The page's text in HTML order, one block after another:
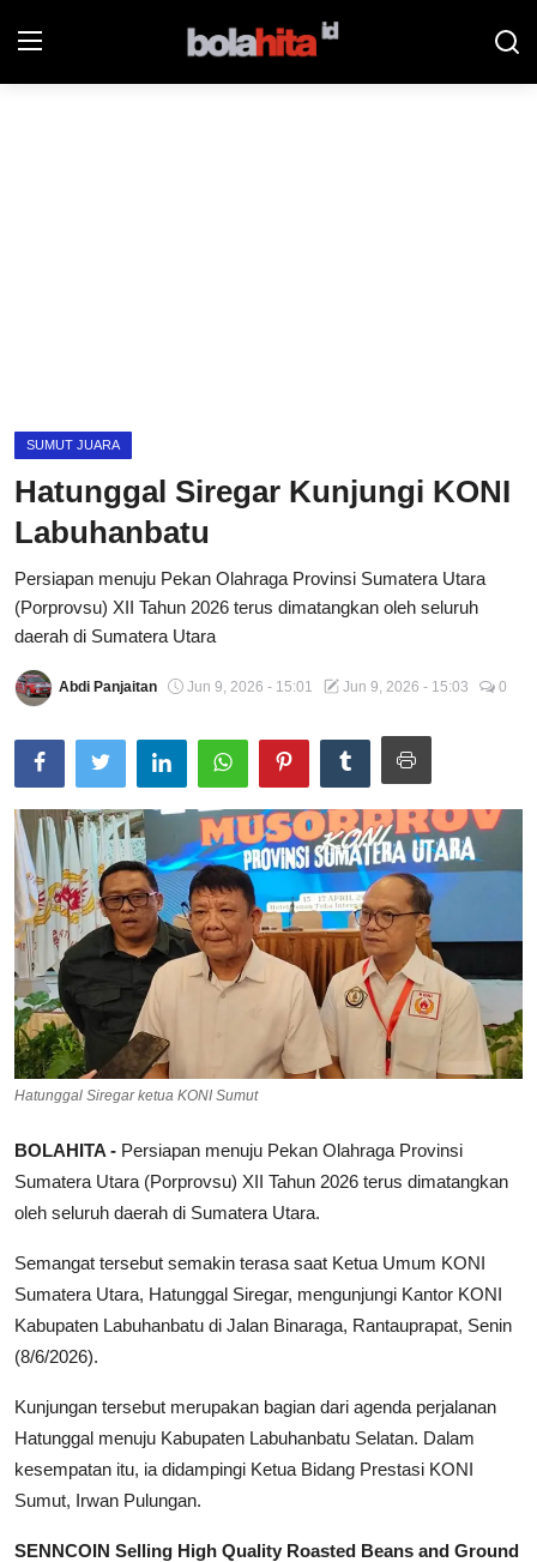
Sportainment
Total Sports
Contact
Pedoman Media Siber
SUMUT JUARA
Hatunggal Siregar Kunjungi KONI
Labuhanbatu
Persiapan menuju Pekan Olahraga Provinsi Sumatera Utara
(Porprovsu) XII Tahun 2026 terus dimatangkan oleh seluruh
daerah di Sumatera Utara
Abdi Panjaitan Jun 9, 2026 - 15:01 Jun 9, 2026 - 15:03 0
Hatunggal Siregar ketua KONI Sumut
BOLAHITA - Persiapan menuju Pekan Olahraga Provinsi
Sumatera Utara (Porprovsu) XII Tahun 2026 terus dimatangkan
oleh seluruh daerah di Sumatera Utara.
Semangat tersebut semakin terasa saat Ketua Umum KONI
Sumatera Utara, Hatunggal Siregar, mengunjungi Kantor KONI
Kabupaten Labuhanbatu di Jalan Binaraga, Rantauprapat, Senin
(8/6/2026).
Kunjungan tersebut merupakan bagian dari agenda perjalanan
Hatunggal menuju Kabupaten Labuhanbatu Selatan. Dalam
kesempatan itu, ia didampingi Ketua Bidang Prestasi KONI
Sumut, Irwan Pulungan.
SENNCOIN Selling High Quality Roasted Beans and Ground